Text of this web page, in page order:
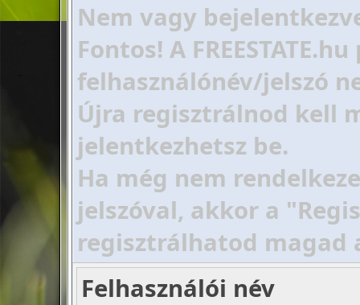
Nem vagy
Fontos! A
felhasználónév/jelszó
Újra regisztrálnod kell
jelentkezhetsz be.
Ha még nem
jelszóval, akkor a
regisztrálhatod magad
Felhasználói név